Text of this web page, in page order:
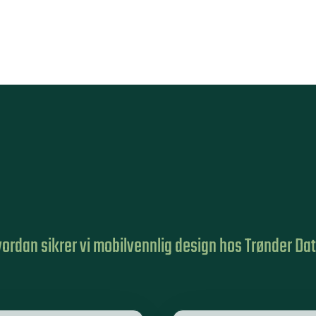
sikrer vi mobilvennlig design hos Trønder